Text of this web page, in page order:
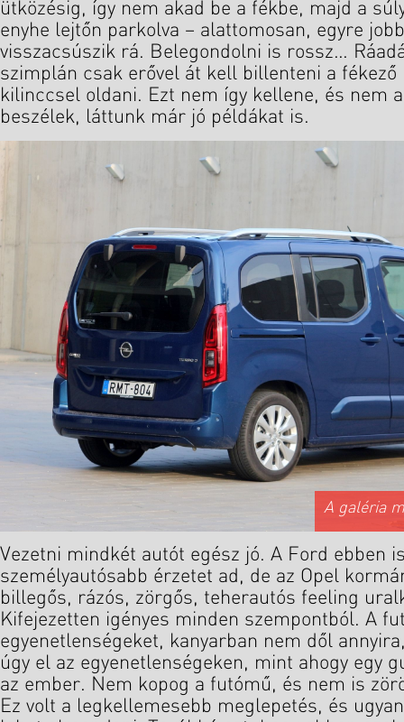
ütközésig, így nem akad be a fékbe, majd a
enyhe lejtőn parkolva – alattomosan, egyre
visszacsúszik rá. Belegondolni is rossz…
szimplán csak erővel át kell billenteni a fékező
kilinccsel oldani. Ezt nem így kellene, és nem
beszélek, láttunk már jó példákat is.
A galéria
Vezetni mindkét autót egész jó. A Ford ebben
személyautósabb érzetet ad, de az Opel
billegős, rázós, zörgős, teherautós feeling
Kifejezetten igényes minden szempontból. A
egyenetlenségeket, kanyarban nem dől
úgy el az egyenetlenségeken, mint ahogy egy
az ember. Nem kopog a futómű, és nem is
Ez volt a legkellemesebb meglepetés, és